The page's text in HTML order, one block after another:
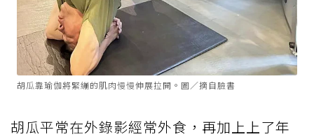
胡瓜靠瑜伽將緊繃的肌肉慢慢伸展拉開。圖／摘自臉書
胡瓜平常在外錄影經常外食，再加上上了年